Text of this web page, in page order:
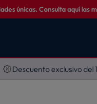
únicas. Consulta aquí las
Descuento exclusivo del